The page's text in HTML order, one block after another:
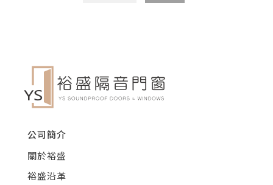
公司簡介
關於裕盛
裕盛沿革